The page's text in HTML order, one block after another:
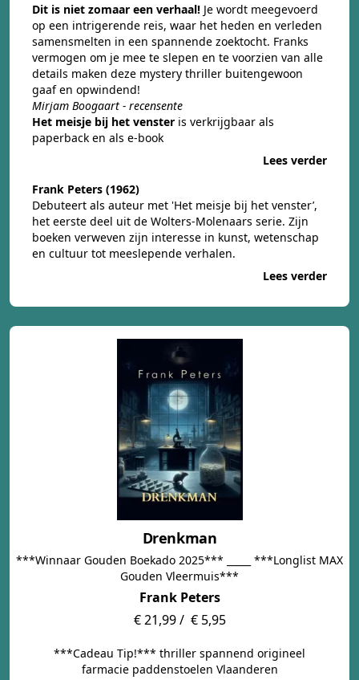
Dit is niet zomaar een verhaal! Je wordt meegevoerd
op een intrigerende reis, waar het heden en verleden
samensmelten in een spannende zoektocht. Franks
vermogen om je mee te slepen en te voorzien van alle
details maken deze mystery thriller buitengewoon
gaaf en opwindend!
Mirjam Boogaart - recensente
Het meisje bij het venster is verkrijgbaar als
paperback en als e-book
Lees verder
Frank Peters (1962)
Debuteert als auteur met 'Het meisje bij het venster’,
het eerste deel uit de Wolters-Molenaars serie. Zijn
boeken verweven zijn interesse in kunst, wetenschap
en cultuur tot meeslepende verhalen.
Lees verder
Drenkman
***Winnaar Gouden Boekado 2025*** _____ ***Longlist MAX
Gouden Vleermuis***
Frank Peters
€ 21,99 / € 5,95
***Cadeau Tip!*** thriller spannend origineel
farmacie paddenstoelen Vlaanderen